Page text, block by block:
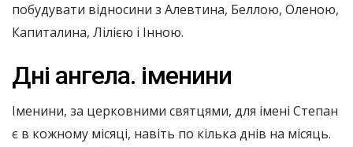
побудувати відносини з Алевтина, Беллою, Оленою,
Капиталина, Лілією і Інною.
Дні ангела. іменини
Іменини, за церковними святцями, для імені Степан
є в кожному місяці, навіть по кілька днів на місяць.